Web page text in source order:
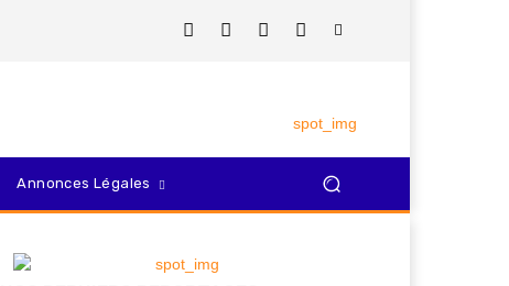
Annonces Légales